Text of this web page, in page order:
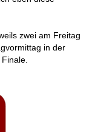
zwei am Freitag
in der